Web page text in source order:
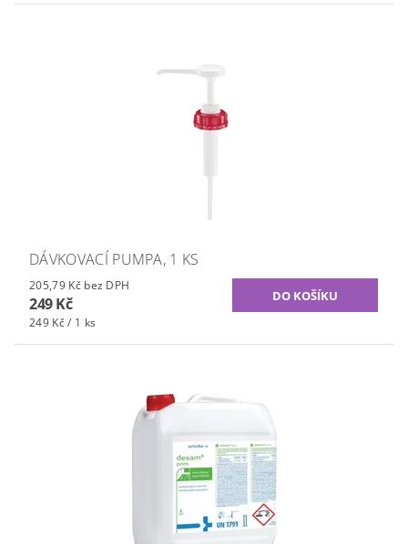
DÁVKOVACÍ PUMPA, 1 KS
205,79 Kč bez DPH
249 Kč
249 Kč / 1 ks